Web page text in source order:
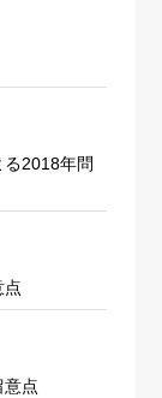
2018年問
点
意点